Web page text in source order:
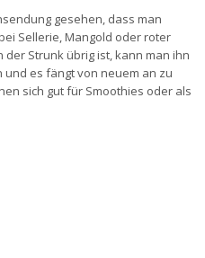
gesehen, dass man
Sellerie, Mangold oder roter
der Strunk übrig ist, kann man ihn
und es fängt von neuem an zu
sich gut für Smoothies oder als